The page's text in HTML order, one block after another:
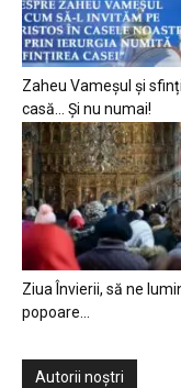
Zaheu Vameșul și
casă… Și nu numai!
Ziua Învierii, să ne
popoare…
Autorii noștri